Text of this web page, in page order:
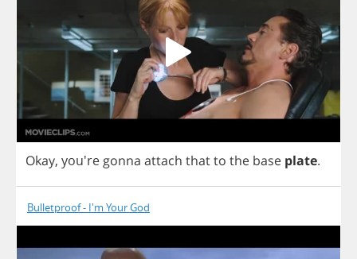
Okay, you're gonna attach thatto the base plate.
Bulletproof - I'm Your God